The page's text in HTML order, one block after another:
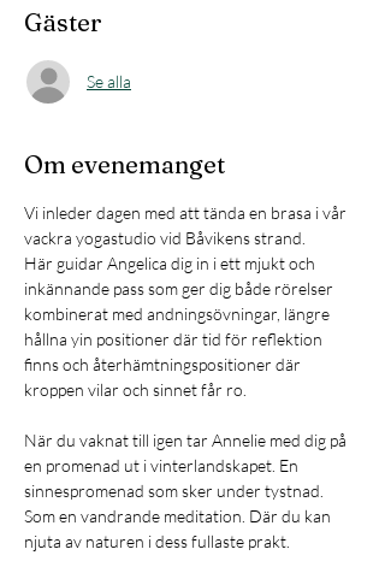
Gäster
Se alla
Om evenemanget
Vi inleder dagen med att tända en brasa i vår
vackra yogastudio vid Båvikens strand.
Här guidar Angelica dig in i ett mjukt och
inkännande pass som ger dig både rörelser
kombinerat med andningsövningar, längre
hållna yin positioner där tid för reflektion
finns och återhämtningspositioner där
kroppen vilar och sinnet får ro.
När du vaknat till igen tar Annelie med dig på
en promenad ut i vinterlandskapet. En
sinnespromenad som sker under tystnad.
Som en vandrande meditation. Där du kan
njuta av naturen i dess fullaste prakt.